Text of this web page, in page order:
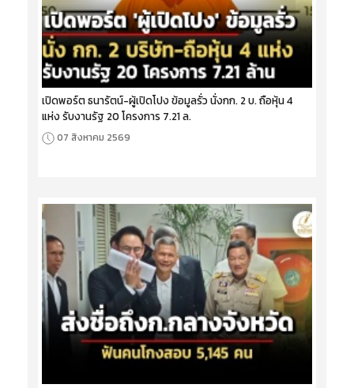
เปิดพอร์ต ธนารัตน์-ผู้เปิดโปง ข้อมูลรั่ว นั่งกก. 2 บ. ถือหุ้น 4
แห่ง รับงานรัฐ 20 โครงการ 7.21 ล.
07 สิงหาคม 2569